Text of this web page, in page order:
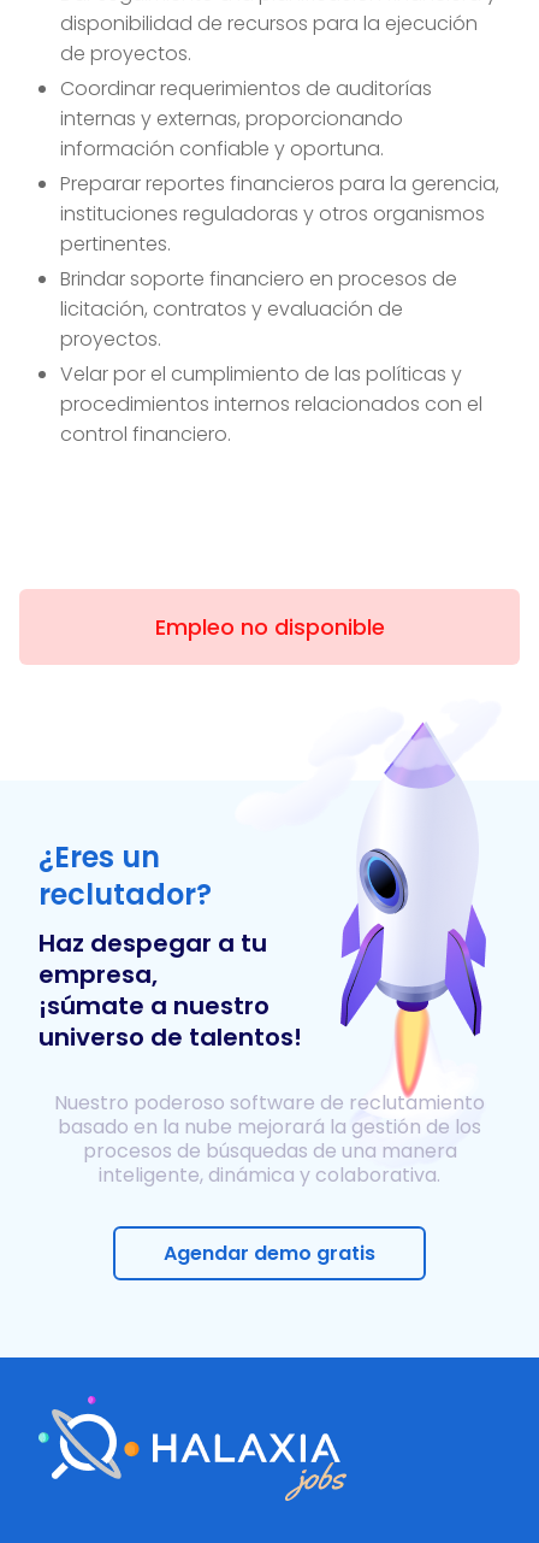
disponibilidad de recursos para la ejecución
de proyectos.
Coordinar requerimientos de auditorías
internas y externas, proporcionando
información confiable y oportuna.
Preparar reportes financieros para la gerencia,
instituciones reguladoras y otros organismos
pertinentes.
Brindar soporte financiero en procesos de
licitación, contratos y evaluación de
proyectos.
Velar por el cumplimiento de las políticas y
procedimientos internos relacionados con el
control financiero.
Empleo no disponible
¿Eres un
reclutador?
Haz despegar a tu
empresa,
¡súmate a nuestro
universo de talentos!
Nuestro poderoso software de reclutamiento
basado en la nube mejorará la gestión de los
procesos de búsquedas de una manera
inteligente, dinámica y colaborativa.
Agendar demo gratis